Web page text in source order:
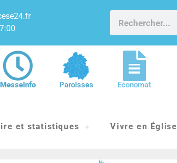
Messeinfo Paroisses Economat
et statistiques Vivre en Église